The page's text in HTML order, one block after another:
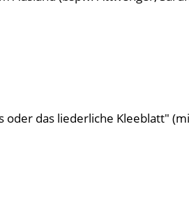
das liederliche Kleeblatt"